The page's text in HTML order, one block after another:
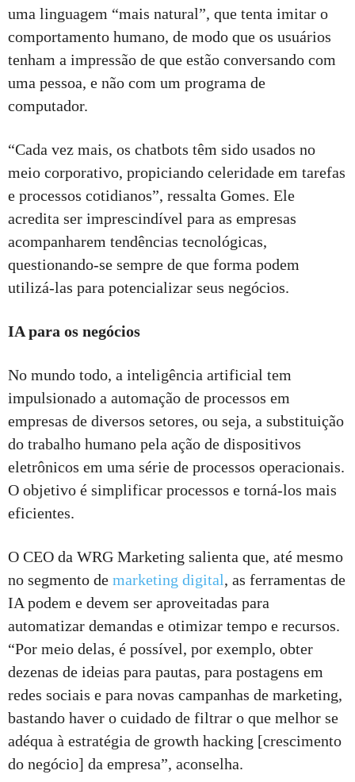
uma linguagem “mais natural”, que tenta imitar o
comportamento humano, de modo que os usuários
tenham a impressão de que estão conversando com
uma pessoa, e não com um programa de
computador.
“Cada vez mais, os chatbots têm sido usados no
meio corporativo, propiciando celeridade em tarefas
e processos cotidianos”, ressalta Gomes. Ele
acredita ser imprescindível para as empresas
acompanharem tendências tecnológicas,
questionando-se sempre de que forma podem
utilizá-las para potencializar seus negócios.
IA para os negócios
No mundo todo, a inteligência artificial tem
impulsionado a automação de processos em
empresas de diversos setores, ou seja, a substituição
do trabalho humano pela ação de dispositivos
eletrônicos em uma série de processos operacionais.
O objetivo é simplificar processos e torná-los mais
eficientes.
O CEO da WRG Marketing salienta que, até mesmo
no segmento de marketing digital, as ferramentas de
IA podem e devem ser aproveitadas para
automatizar demandas e otimizar tempo e recursos.
“Por meio delas, é possível, por exemplo, obter
dezenas de ideias para pautas, para postagens em
redes sociais e para novas campanhas de marketing,
bastando haver o cuidado de filtrar o que melhor se
adéqua à estratégia de growth hacking [crescimento
do negócio] da empresa”, aconselha.